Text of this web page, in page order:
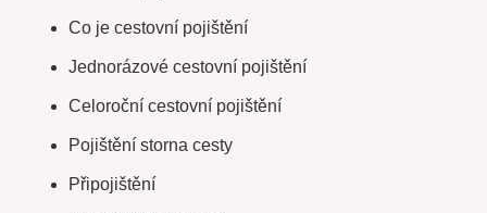
Co je cestovní pojištění
Jednorázové cestovní pojištění
Celoroční cestovní pojištění
Pojištění storna cesty
Připojištění